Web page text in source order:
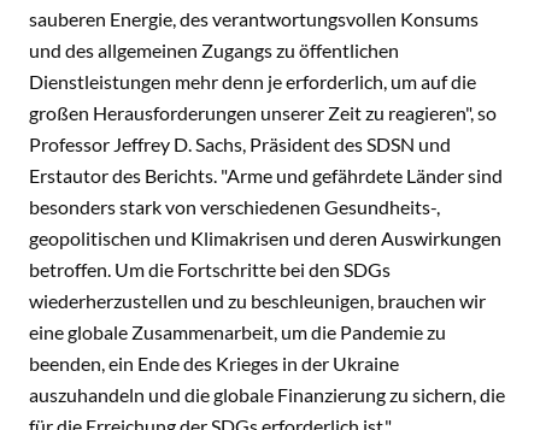
sauberen Energie, des verantwortungsvollen Konsums
und des allgemeinen Zugangs zu öffentlichen
Dienstleistungen mehr denn je erforderlich, um auf die
großen Herausforderungen unserer Zeit zu reagieren", so
Professor Jeffrey D. Sachs, Präsident des SDSN und
Erstautor des Berichts. "Arme und gefährdete Länder sind
besonders stark von verschiedenen Gesundheits-,
geopolitischen und Klimakrisen und deren Auswirkungen
betroffen. Um die Fortschritte bei den SDGs
wiederherzustellen und zu beschleunigen, brauchen wir
eine globale Zusammenarbeit, um die Pandemie zu
beenden, ein Ende des Krieges in der Ukraine
auszuhandeln und die globale Finanzierung zu sichern, die